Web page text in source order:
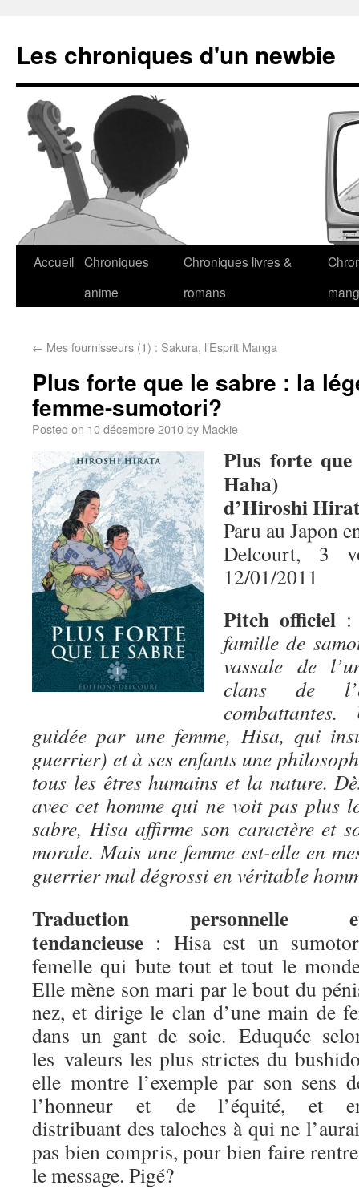
Les chroniques d'un newbie
Accueil Chroniques
anime
Chroniques livres &
romans
← Mes fournisseurs (1) : Sakura, l’Esprit Manga
Plus forte que le sabre : la
femme-sumotori?
Posted on 10 décembre 2010by Mackie
Plus forte
Haha)
d’Hiroshi
Paru au Japon
Delcourt, 3
12/01/2011
Pitch officiel
famille de
vassale de
clans de
guidée par une femme, Hisa, qui
guerrier) et à ses enfants une
tous les êtres humains et la nature.
avec cet homme qui ne voit pas plus
sabre, Hisa affirme son caractère et
morale. Mais une femme est-elle en
guerrier mal dégrossi en véritable
Traduction personnelle
tendancieuse : Hisa est un
femelle qui bute tout et tout le
Elle mène son mari par le bout du
nez, et dirige le clan d’une main de
dans un gant de soie. Eduquée
les valeurs les plus strictes du
elle montre l’exemple par son sens
l’honneur et de l’équité, et
distribuant des taloches à qui ne
pas bien compris, pour bien faire
le message. Pigé?